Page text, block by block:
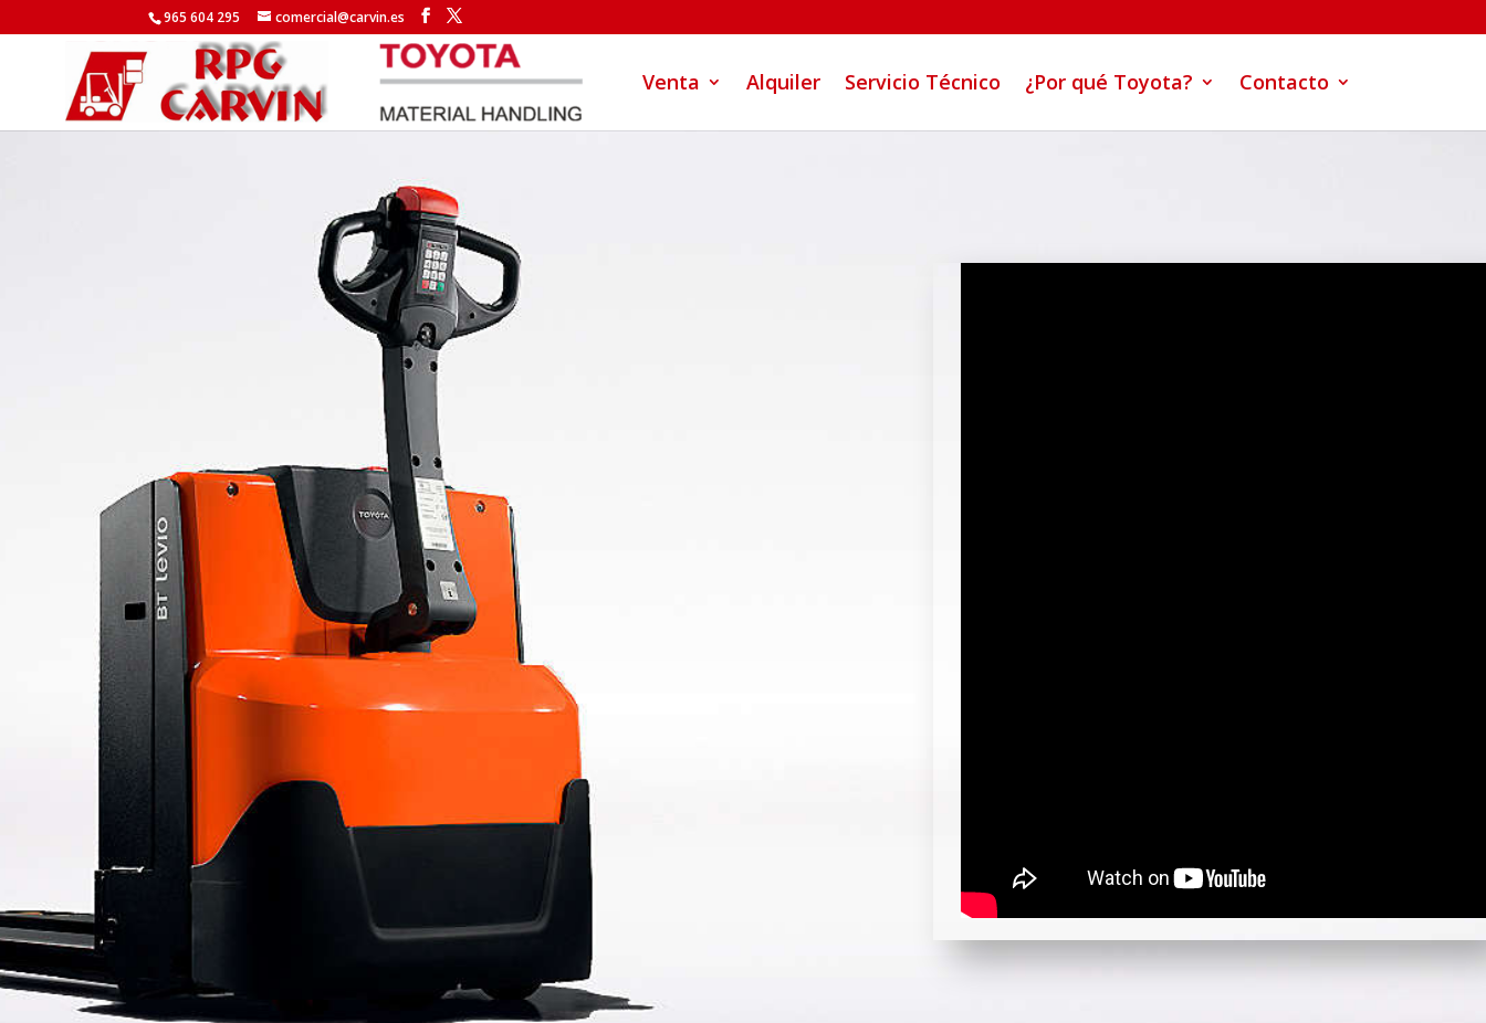
965 604 295 comercial@carvin.es
Venta Alquiler Servicio Técnico ¿Por qué Toyota? Contacto